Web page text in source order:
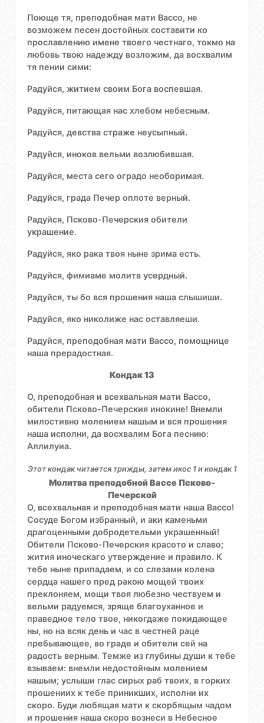
Поюще тя, преподобная мати Вассо, не
возможем песен достойных составити ко
прославлению имене твоего честнаго, токмо на
любовь твою надежду возложим, да восхвалим
тя пении сими:
Радуйся, житием своим Бога воспевшая.
Радуйся, питающая нас хлебом небесным.
Радуйся, девства страже неусыпный.
Радуйся, иноков вельми возлюбившая.
Радуйся, места сего оградо необоримая.
Радуйся, града Печер оплоте верный.
Радуйся, Псково-Печерския обители
украшение.
Радуйся, яко рака твоя ныне зрима есть.
Радуйся, фимиаме молитв усердный.
Радуйся, ты бо вся прошения наша слышиши.
Радуйся, яко николиже нас оставляеши.
Радуйся, преподобная мати Вассо, помощнице
наша прерадостная.
Кондак 13
О, преподобная и всехвальная мати Вассо,
обители Псково-Печерския инокине! Внемли
милостивно молением нашым и вся прошения
наша исполни, да восхвалим Бога песнию:
Аллилуиа.
Этот кондак читается трижды, затем икос 1 и кондак 1
Молитва преподобной Вассе Псково-
Печерской
О, всехвальная и преподобная мати наша Вассо!
Сосуде Богом избранный, и аки каменьми
драгоценными добродетельми украшенный!
Обители Псково-Печерския красото и славо;
жития иноческаго утверждение и правило. К
тебе ныне припадаем, и со слезами колена
сердца нашего пред ракою мощей твоих
преклоняем, мощи твоя любезно чествуем и
вельми радуемся, зряще благоуханное и
праведное тело твое, никогдаже покидающее
ны, но на всяк день и час в честней раце
пребывающее, во граде и обители сей на
радость верным. Темже из глубины души к тебе
взываем: внемли недостойным молением
нашым; услыши глас сирых раб твоих, в горких
прошениих к тебе приникших, исполни их
скоро. Буди любящая мати к скорбящым чадом
и прошения наша скоро вознеси в Небесное